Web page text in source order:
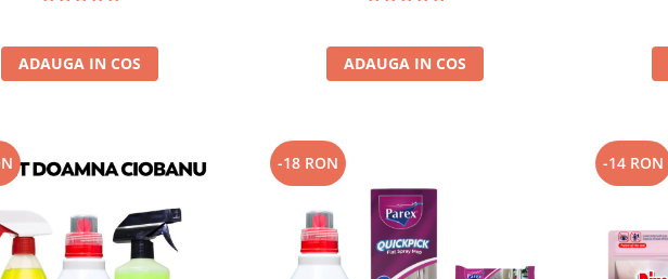
ADAUGA IN COS ADAUGA IN COS
-18 RON -14 RON